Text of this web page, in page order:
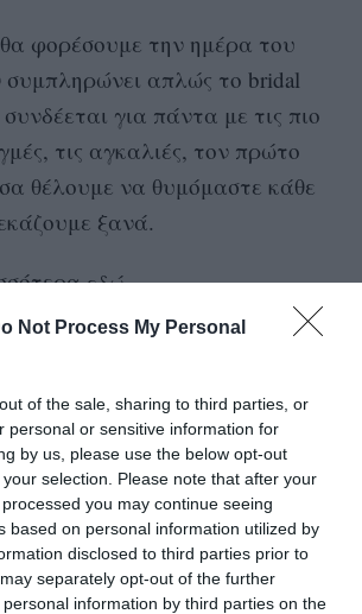
Not Process My Personal
of the sale, sharing to third parties, or
personal or sensitive information for
by us, please use the below opt-out
selection. Please note that after your
you may continue seeing
based on personal information utilized by
disclosed to third parties prior to
separately opt-out of the further
information by third parties on the
φορέσουμε την ημέρα του
απλώς το bridal
για πάντα με τις πιο
τις αγκαλιές, τον πρώτο
θέλουμε να θυμόμαστε κάθε
ξανά.
εδώ
πιο κομψές επιλογές για το